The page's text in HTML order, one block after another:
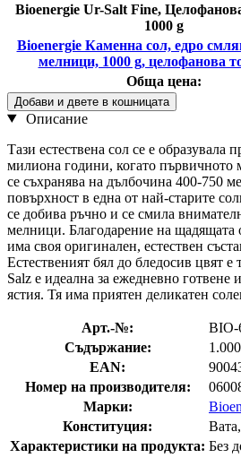
Bioenergie Ur-Salt Fine,
1000 g
Bioenergie Каменна сол, едро
мелници, 1000 g, целофанова
Обща цена:
Добави и двете в кошницата
Описание
Тази естествена сол се е образувала
милиона години, когато първичното
се съхранява на дълбочина 400-750
повърхност в една от най-старите
се добива ръчно и се смила
мелници. Благодарение на щадящата
има своя оригинален, естествен
Естественият бял до бледосив цвят
Salz е идеална за ежедневно готвене
ястия. Тя има приятен деликатен
Арт.-№:
BIO-
Съдържание:
EAN:
Номер на производителя:
Марки:
Конституция:
Характеристики на продукта: Без